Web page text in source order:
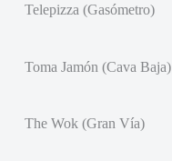
Telepizza (Gasómetro)
Toma Jamón (Cava Baja)
The Wok (Gran Vía)